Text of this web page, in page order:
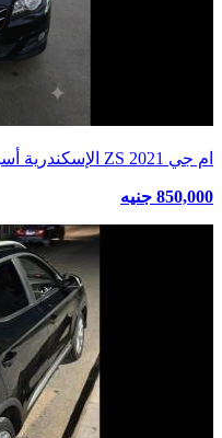
ام جي ZS 2021 الإسكندرية أسود
850,000 جنيه